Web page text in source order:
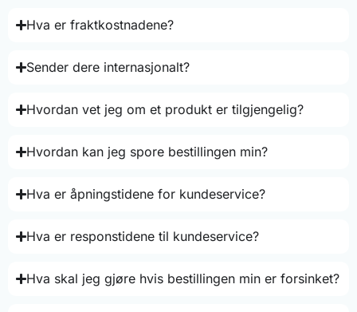
Hva er fraktkostnadene?
Sender dere internasjonalt?
Hvordan vet jeg om et produkt er tilgjengelig?
Hvordan kan jeg spore bestillingen min?
Hva er åpningstidene for kundeservice?
Hva er responstidene til kundeservice?
Hva skal jeg gjøre hvis bestillingen min er forsinket?